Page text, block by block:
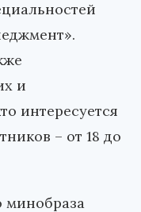
и
интересуется
– от 18 до
минобраза